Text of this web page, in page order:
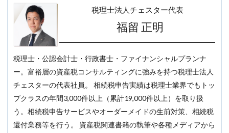
税理士法人チェスター代表
福留 正明
税理士・公認会計士・行政書士・ファイナンシャルプランナ
ー。富裕層の資産税コンサルティングに強みを持つ税理士法人
チェスターの代表社員。 相続税申告実績は税理士業界でもトッ
プクラスの年間3,000件以上（累計19,000件以上）を取り扱
う。相続税申告サービスやオーダーメイドの生前対策、相続税
還付業務等を行う。 資産税関連書籍の執筆や各種メディアから